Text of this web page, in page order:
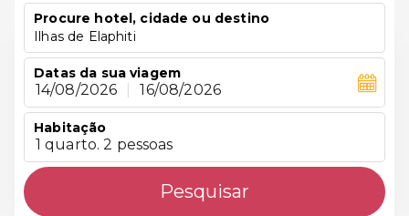
Procure hotel, cidade ou destino
Ilhas de Elaphiti
Datas da sua viagem
14/08/2026 16/08/2026
Habitação
1 quarto. 2 pessoas
Pesquisar